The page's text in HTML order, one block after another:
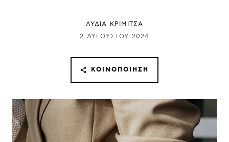
ΛΥΔΊΑ ΚΡΙΜΙΤΣΆ
2 ΑΥΓΟΎΣΤΟΥ 2024
ΚΟΙΝΟΠΟΊΗΣΗ